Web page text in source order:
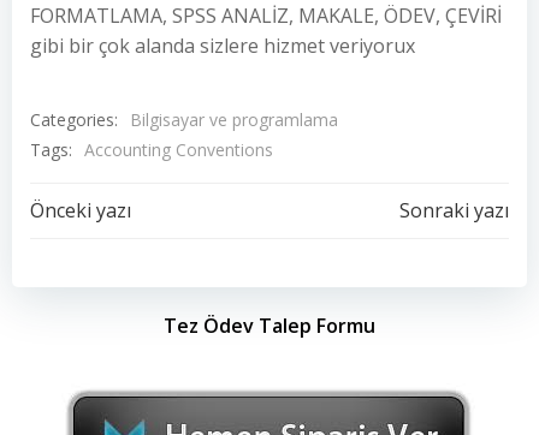
FORMATLAMA, SPSS ANALİZ, MAKALE, ÖDEV, ÇEVİRİ
gibi bir çok alanda sizlere hizmet veriyorux
Categories:
Bilgisayar ve programlama
Tags: Accounting Conventions
Yazı
dolaşımı
Önceki yazı
dolaşımı
Sonraki yazı
Tez Ödev Talep Formu